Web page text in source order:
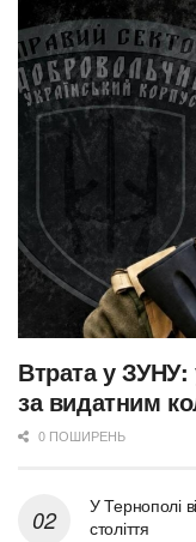
Втрата у ЗУНУ:
за видатним
0 ПОШИРЕНЬ
У Тернополі
століття